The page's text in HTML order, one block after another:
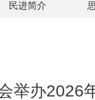
民进简介
举办2026